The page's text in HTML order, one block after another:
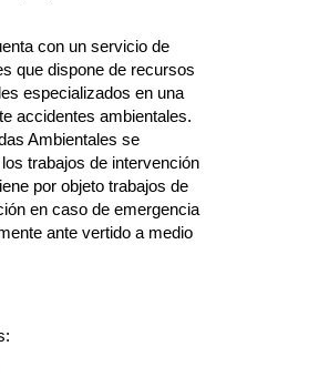
con un servicio de
que dispone de recursos
especializados en una
accidentes ambientales.
Ambientales se
trabajos de intervención
por objeto trabajos de
en caso de emergencia
ante vertido a medio